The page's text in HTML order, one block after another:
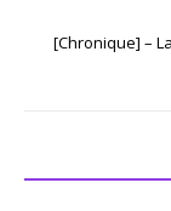
[Chronique] –